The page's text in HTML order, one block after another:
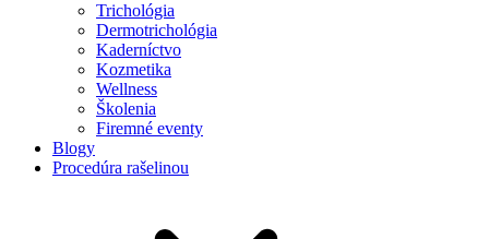
Trichológia
Dermotrichológia
Kaderníctvo
Kozmetika
Wellness
Školenia
Firemné eventy
Blogy
Procedúra rašelinou